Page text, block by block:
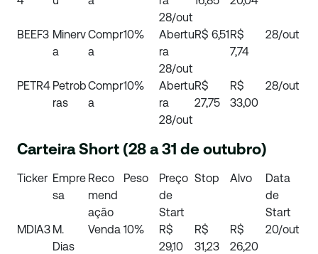
28/out
BEEF3 Minerv
a
Compr
a
10%
Abertu
ra
28/out
R$ 6,51R$
7,74
28/out
PETR4 Petrob
ras
Compr
a
10%
Abertu
ra
28/out
R$
27,75
R$
33,00
28/out
Carteira Short (28 a 31 de outubro)
Ticker Empre
sa
Reco
mend
ação
Peso
Preço
de
Start
Stop Alvo
Data
de
Start
MDIA3 M.
Dias
Venda 10%
R$
29,10
R$
31,23
R$
26,20
20/out